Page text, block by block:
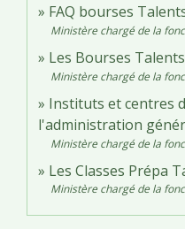
FAQ bourses
Ministère chargé de la
Les Bourses Talents
Ministère chargé de la
Instituts et centres
l'administration
Ministère chargé de la
Les Classes Prépa
Ministère chargé de la